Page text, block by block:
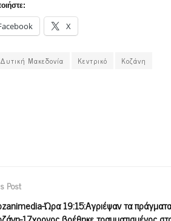
X
Δυτική Μακεδονία Κεντρικό Κοζάνη
Post
Ώρα 19:15:Αγριέψαν τα